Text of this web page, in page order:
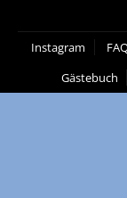
Instagram
Gästebuch